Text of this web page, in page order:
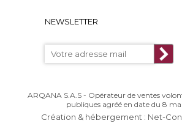
NEWSLETTER
ARQANA S.A.S - Opérateur de ventes
publiques agréé en date du 8
Création & hébergement : Net-